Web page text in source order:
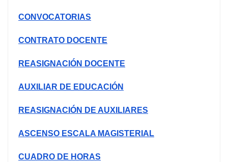
CONVOCATORIAS
CONTRATO DOCENTE
REASIGNACIÓN DOCENTE
AUXILIAR DE EDUCACIÓN
REASIGNACIÓN DE AUXILIARES
ASCENSO ESCALA MAGISTERIAL
CUADRO DE HORAS